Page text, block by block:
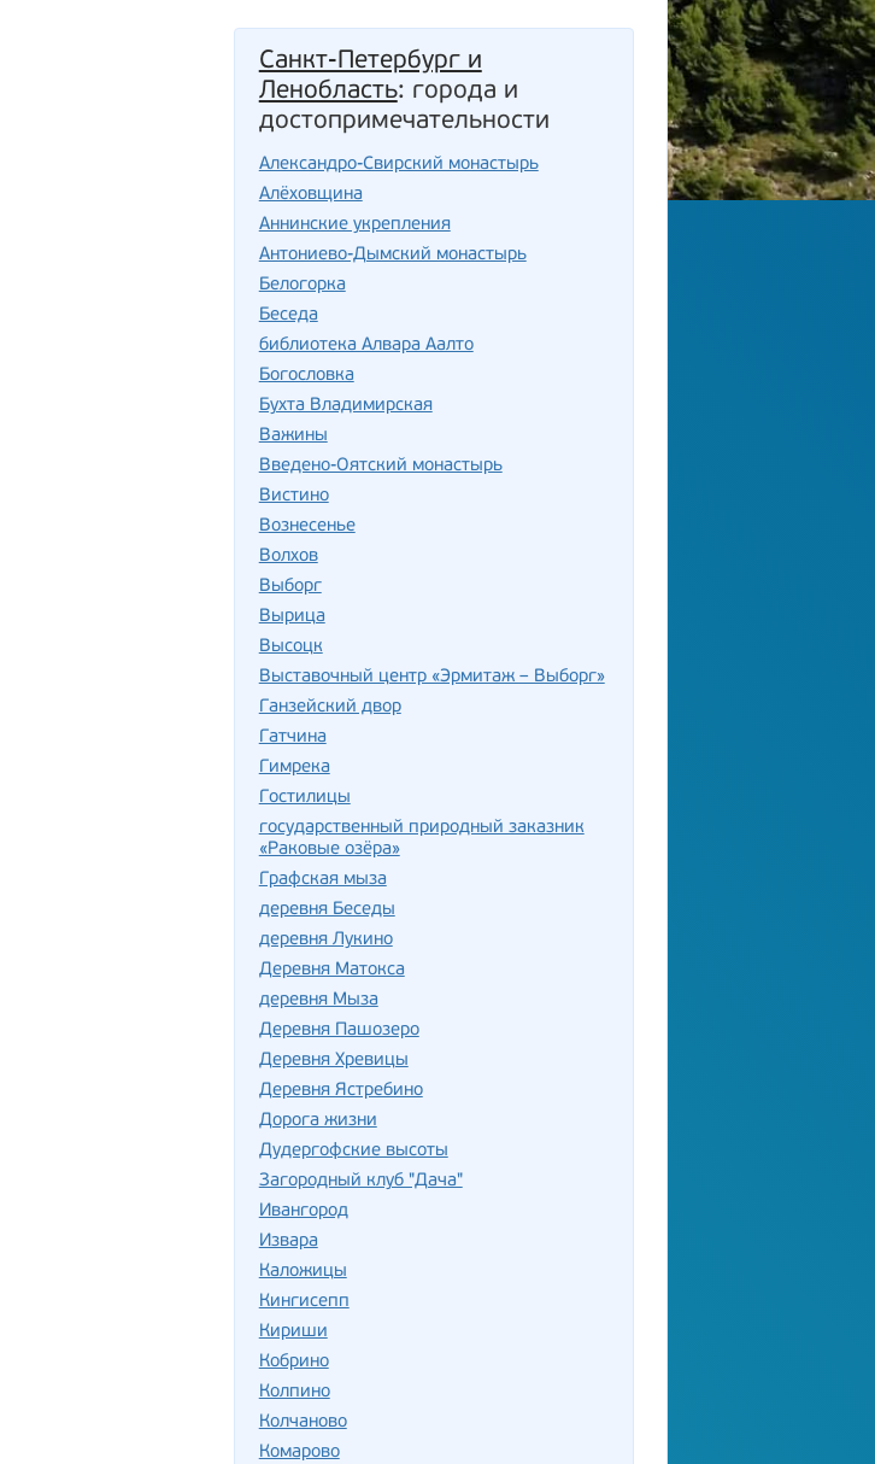
Санкт-Петербург и
Ленобласть: города и
достопримечательности
Александро-Свирский монастырь
Алёховщина
Аннинские укрепления
Антониево-Дымский монастырь
Белогорка
Беседа
библиотека Алвара Аалто
Богословка
Бухта Владимирская
Важины
Введено-Оятский монастырь
Вистино
Вознесенье
Волхов
Выборг
Вырица
Высоцк
Выставочный центр «Эрмитаж – Выборг»
Ганзейский двор
Гатчина
Гимрека
Гостилицы
государственный природный заказник
«Раковые озёра»
Графская мыза
деревня Беседы
деревня Лукино
Деревня Матокса
деревня Мыза
Деревня Пашозеро
Деревня Хревицы
Деревня Ястребино
Дорога жизни
Дудергофские высоты
Загородный клуб "Дача"
Ивангород
Извара
Каложицы
Кингисепп
Кириши
Кобрино
Колпино
Колчаново
Комарово